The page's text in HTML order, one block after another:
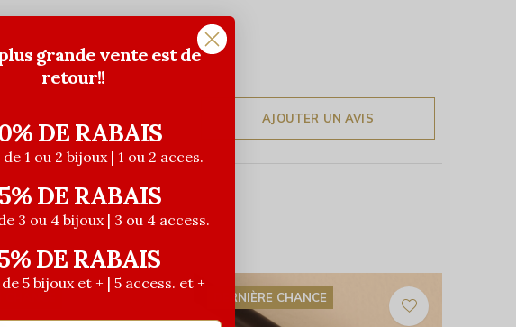
AJOUTER UN AVIS
DERNIÈRE CHANCE
grande vente est de
retour!!
DE RABAIS
1 ou 2 bijoux | 1 ou 2 acces.
DE RABAIS
3 ou 4 bijoux | 3 ou 4 access.
DE RABAIS
5 bijoux et + | 5 access. et +